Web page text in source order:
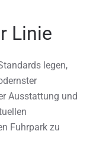
Linie
legen,
Ausstattung und
Fuhrpark zu